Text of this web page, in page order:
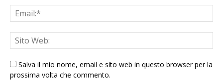
Salva il mio nome, email e sito web in questo browser per la
prossima volta che commento.